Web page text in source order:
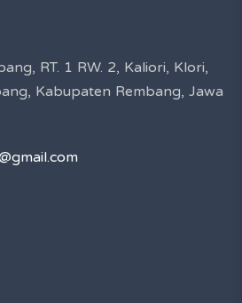
RT. 1 RW. 2, Kaliori, Klori,
Kabupaten Rembang, Jawa